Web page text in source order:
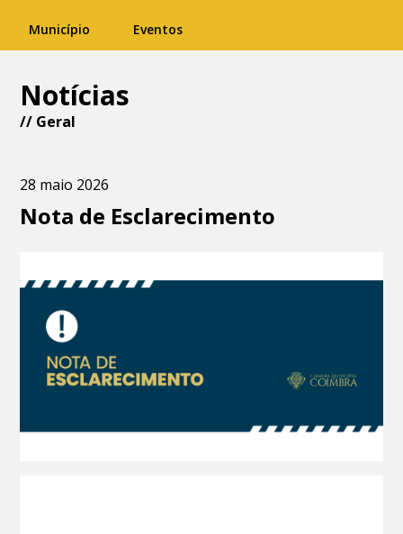
Município Eventos
Notícias
// Geral
28 maio 2026
Nota de Esclarecimento